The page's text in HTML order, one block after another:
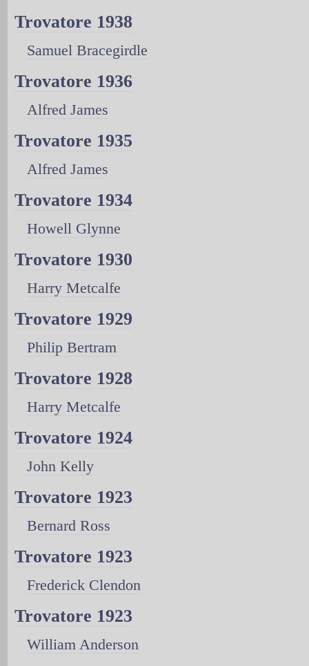
Trovatore 1938
Samuel Bracegirdle
Trovatore 1936
Alfred James
Trovatore 1935
Alfred James
Trovatore 1934
Howell Glynne
Trovatore 1930
Harry Metcalfe
Trovatore 1929
Philip Bertram
Trovatore 1928
Harry Metcalfe
Trovatore 1924
John Kelly
Trovatore 1923
Bernard Ross
Trovatore 1923
Frederick Clendon
Trovatore 1923
William Anderson